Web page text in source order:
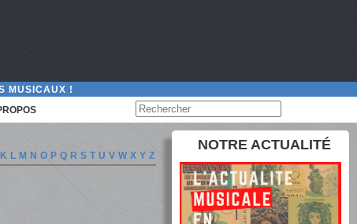
MUSICAUX !
K L M N O P Q R S T U V W X Y Z
NOTRE ACTUALITÉ